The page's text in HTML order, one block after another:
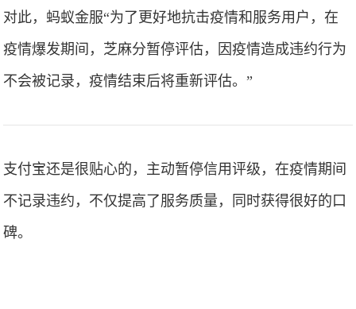
对此，蚂蚁金服“为了更好地抗击疫情和服务用户，在
疫情爆发期间，芝麻分暂停评估，因疫情造成违约行为
不会被记录，疫情结束后将重新评估。”
支付宝还是很贴心的，主动暂停信用评级，在疫情期间
不记录违约，不仅提高了服务质量，同时获得很好的口
碑。